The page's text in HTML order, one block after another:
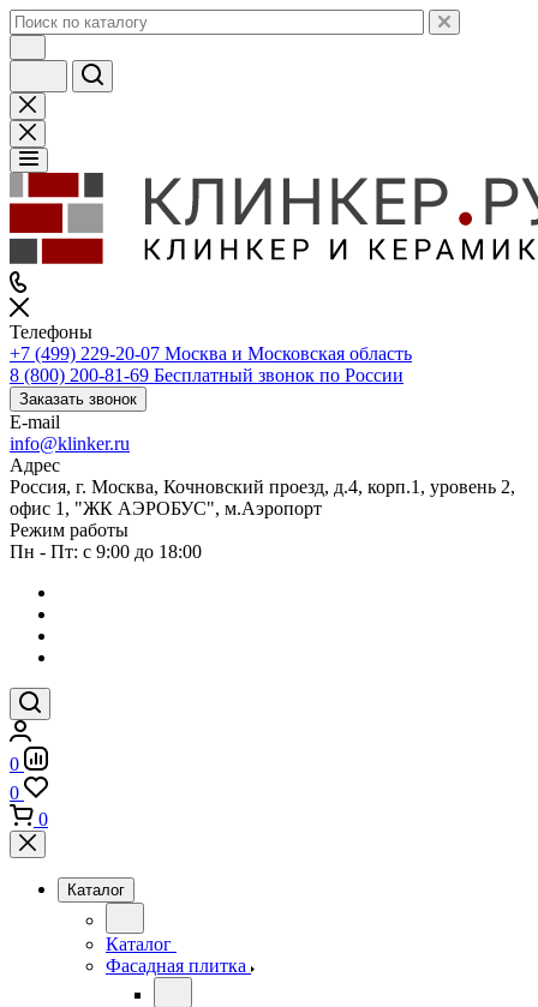
Телефоны
+7 (499) 229-20-07 Москва и Московская область
8 (800) 200-81-69 Бесплатный звонок по России
Заказать звонок
E-mail
info@klinker.ru
Адрес
Россия, г. Москва, Кочновский проезд, д.4, корп.1, уровень 2,
офис 1, "ЖК АЭРОБУС", м.Аэропорт
Режим работы
Пн - Пт: с 9:00 до 18:00
0
0
0
Каталог
Каталог
Фасадная плитка